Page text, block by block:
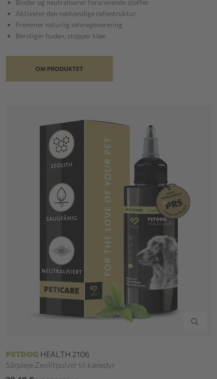
Binder og neutraliserer forurenende stoffer
Aktiverer den nødvendige cellestruktur
Fremmer naturlig selvregenerering
Beroliger huden, stopper kløe
OM PRODUKTET
PETDOG HEALTH 2106
Sårpleje Zeolitpulver til kæledyr